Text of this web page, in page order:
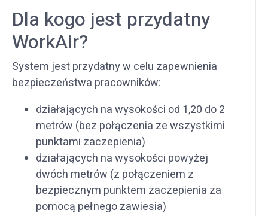
Dla kogo jest przydatny
WorkAir?
System jest przydatny w celu zapewnienia
bezpieczeństwa pracowników:
działających na wysokości od 1,20 do 2
metrów (bez połączenia ze wszystkimi
punktami zaczepienia)
działających na wysokości powyżej
dwóch metrów (z połączeniem z
bezpiecznym punktem zaczepienia za
pomocą pełnego zawiesia)